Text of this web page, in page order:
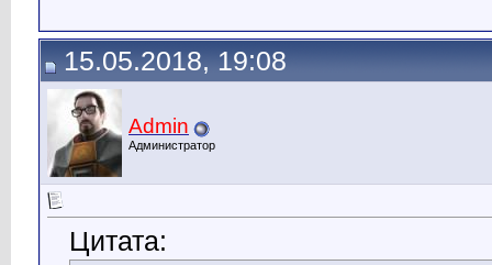
15.05.2018, 19:08
Admin
Администратор
Цитата: